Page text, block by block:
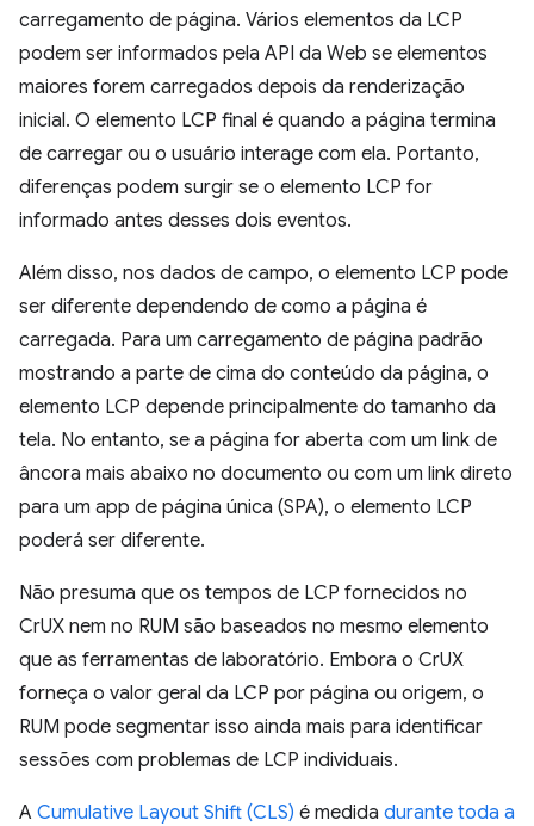
carregamento de página. Vários elementos da LCP
podem ser informados pela API da Web se elementos
maiores forem carregados depois da renderização
inicial. O elemento LCP final é quando a página termina
de carregar ou o usuário interage com ela. Portanto,
diferenças podem surgir se o elemento LCP for
informado antes desses dois eventos.
Além disso, nos dados de campo, o elemento LCP pode
ser diferente dependendo de como a página é
carregada. Para um carregamento de página padrão
mostrando a parte de cima do conteúdo da página, o
elemento LCP depende principalmente do tamanho da
tela. No entanto, se a página for aberta com um link de
âncora mais abaixo no documento ou com um link direto
para um app de página única (SPA), o elemento LCP
poderá ser diferente.
Não presuma que os tempos de LCP fornecidos no
CrUX nem no RUM são baseados no mesmo elemento
que as ferramentas de laboratório. Embora o CrUX
forneça o valor geral da LCP por página ou origem, o
RUM pode segmentar isso ainda mais para identificar
sessões com problemas de LCP individuais.
A Cumulative Layout Shift (CLS) é medida durante toda a